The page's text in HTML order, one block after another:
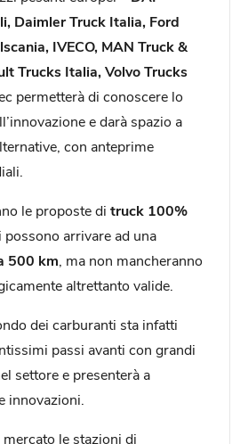
Daimler Truck Italia, Ford
IVECO, MAN Truck &
Trucks Italia, Volvo Trucks
permetterà di conoscere lo
e darà spazio a
con anteprime
le proposte di truck 100%
possono arrivare ad una
500 km , ma non mancheranno
altrettanto valide.
dei carburanti sta infatti
passi avanti con grandi
settore e presenterà a
innovazioni.
le stazioni di